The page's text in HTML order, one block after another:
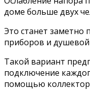
доме больше двух
Это станет заметно
приборов и душевой
Такой вариант
подключение
помощью